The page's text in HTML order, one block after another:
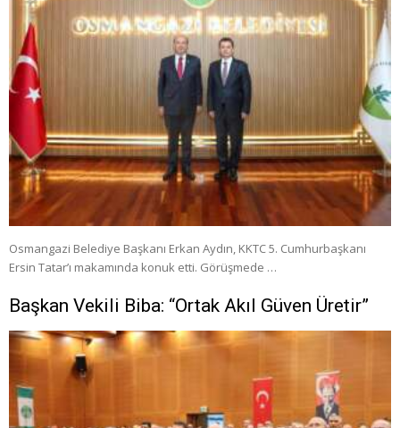
Osmangazi Belediye Başkanı Erkan Aydın, KKTC 5. Cumhurbaşkanı
Ersin Tatar’ı makamında konuk etti. Görüşmede …
Başkan Vekili Biba: “Ortak Akıl Güven Üretir”